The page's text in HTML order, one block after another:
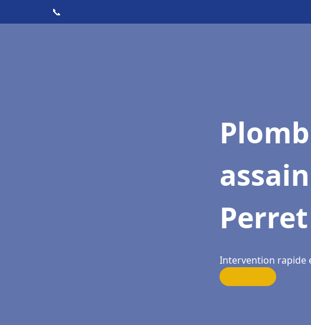
📞
Perret
Intervention rapide